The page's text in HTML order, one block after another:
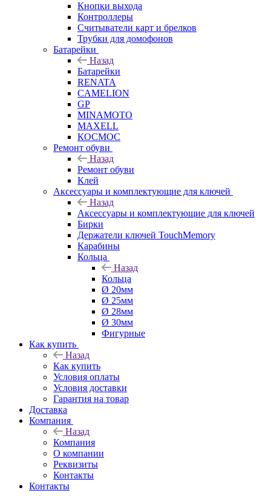
Кнопки выхода
Контроллеры
Считыватели карт и брелков
Трубки для домофонов
Батарейки
Назад
Батарейки
RENATA
CAMELION
GP
MINAMOTO
MAXELL
КОСМОС
Ремонт обуви
Назад
Ремонт обуви
Клей
Аксессуары и комплектующие для ключей
Назад
Аксессуары и комплектующие для ключей
Бирки
Держатели ключей TouchMemory
Карабины
Кольца
Назад
Кольца
Ø 20мм
Ø 25мм
Ø 28мм
Ø 30мм
Фигурные
Как купить
Назад
Как купить
Условия оплаты
Условия доставки
Гарантия на товар
Доставка
Компания
Назад
Компания
О компании
Реквизиты
Контакты
Контакты